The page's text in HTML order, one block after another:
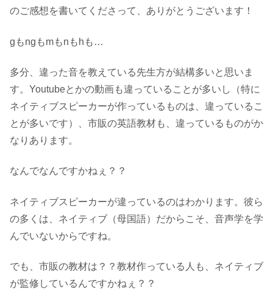
のご感想を書いてくださって、ありがとうございます！
gもngもmもnもhも…
多分、違った音を教えている先生方が結構多いと思いま
す。Youtubeとかの動画も違っていることが多いし（特に
ネイティブスピーカーが作っているものは、違っているこ
とが多いです）、市販の英語教材も、違っているものがか
なりあります。
なんでなんですかねぇ？？
ネイティブスピーカーが違っているのはわかります。彼ら
の多くは、ネイティブ（母国語）だからこそ、音声学を学
んでいないからですね。
でも、市販の教材は？？教材作っている人も、ネイティブ
が監修しているんですかねぇ？？